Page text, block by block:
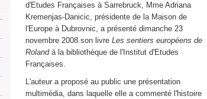
d'Etudes Françaises à Sarrebruck, Mme Adriana
Kremenjas-Danicic, présidente de la Maison de
l'Europe à Dubrovnic, a présenté dimanche 23
novembre 2008 son livre Les sentiers européens de
Rolandà la bibliothèque de l'Institut d'Etudes
Françaises.
L'auteur a proposé au public une présentation
multimédia, dans laquelle elle a commenté l'histoire